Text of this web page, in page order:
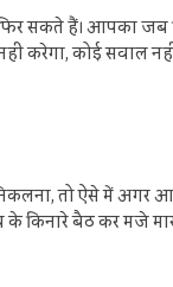
फिर सकते हैं।
कोई सवाल
तो ऐसे में अगर
किनारे बैठ कर मजे